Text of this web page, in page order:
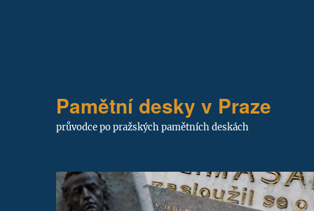
Pamětní desky v Praze
průvodce po pražských pamětních deskách